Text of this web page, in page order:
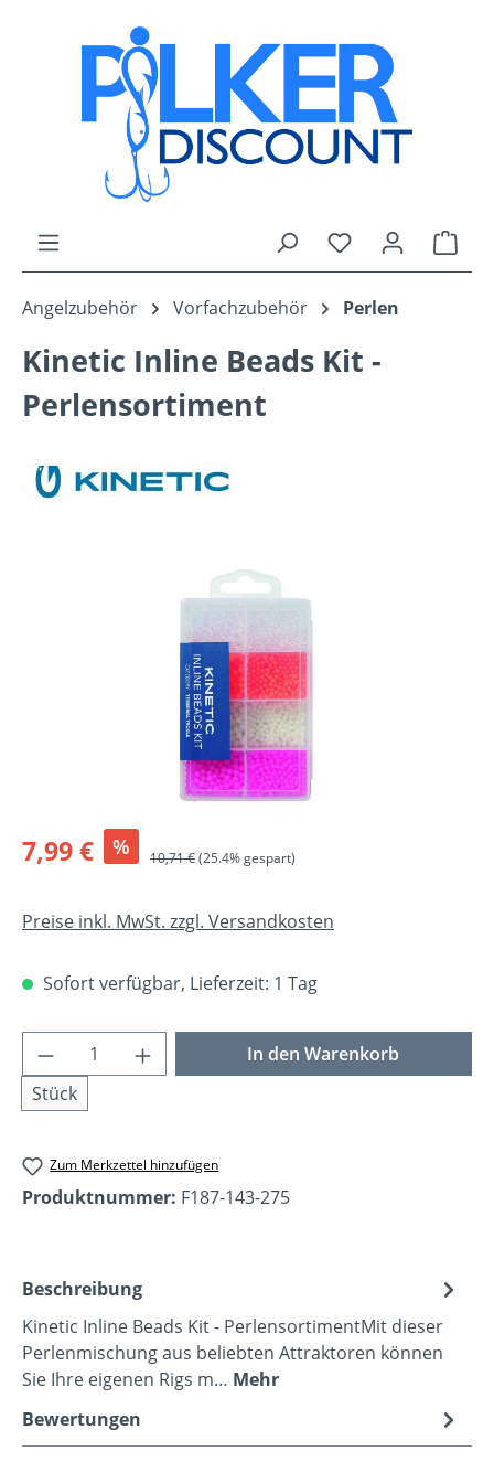
Zum Hauptinhalt springen
Du hast 0
Angelzubehör Vorfachzubehör Perlen
Kinetic Inline Beads Kit -
Perlensortiment
Bildergalerie überspringen
Verkaufspreis:
7,99 € % Regulärer Preis:
10,71 €(25.4% gespart)
Preise inkl. MwSt. zzgl. Versandkosten
Sofort verfügbar, Lieferzeit: 1 Tag
Produkt Anzahl: Gib den gewünschten
Stück
In den Warenkorb
Zum Merkzettel hinzufügen
Produktnummer: F187-143-275
Beschreibung
Kinetic Inline Beads Kit - PerlensortimentMit dieser
Perlenmischung aus beliebten Attraktoren können
Sie Ihre eigenen Rigs m… Mehr
Bewertungen